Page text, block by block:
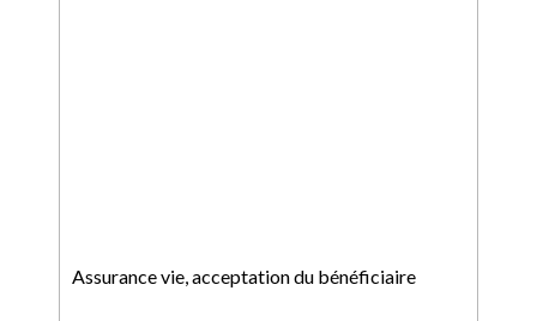
Assurance vie, acceptation du bénéficiaire